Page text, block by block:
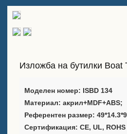
фалшиви неонови табели
Впечатляващ дизайн на
А-образни табели с тебешир
Доставчик на решения за
опаковане на вино
Изложба на бутилки Boat
Моделен номер: ISBD 134
Материал: акрил+MDF+ABS;
Референтен размер:
Сертификация: CE, UL, ROHS